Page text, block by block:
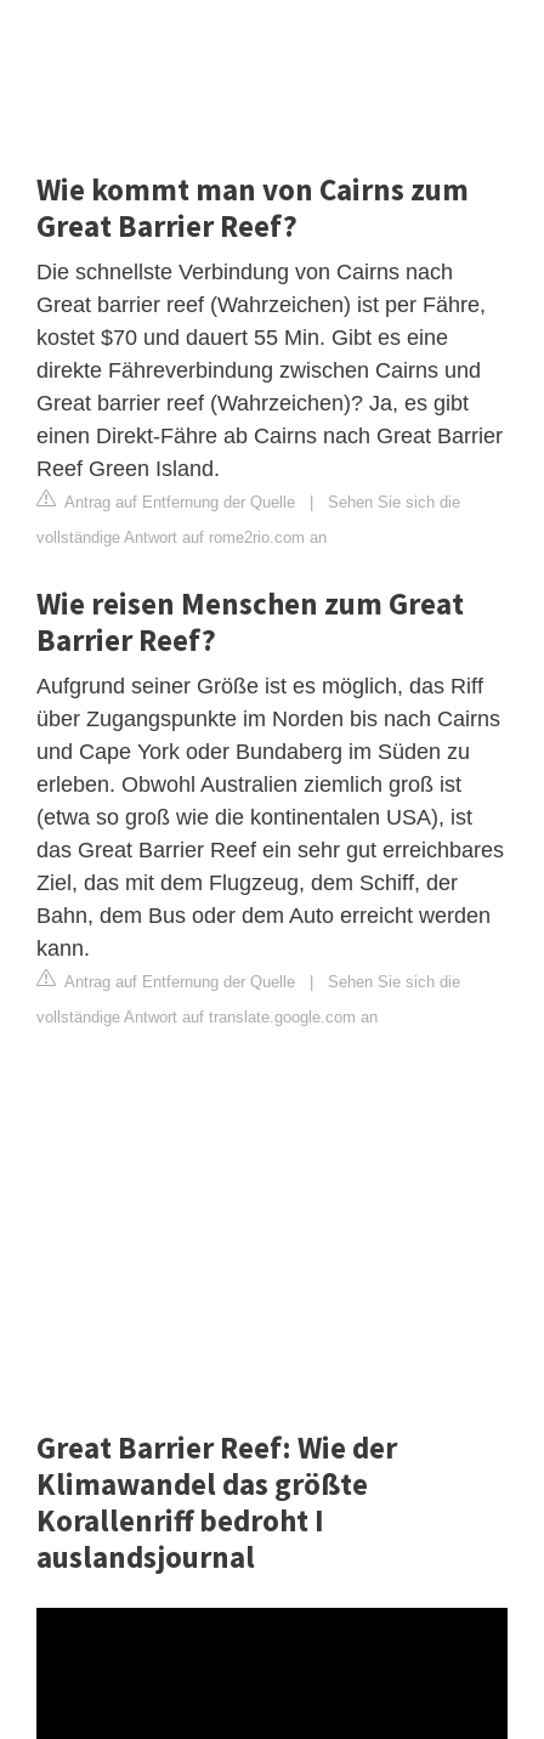
Wie kommt man von Cairns zum
Great Barrier Reef?
Die schnellste Verbindung von Cairns nach
Great barrier reef (Wahrzeichen) ist per Fähre,
kostet $70 und dauert 55 Min. Gibt es eine
direkte Fähreverbindung zwischen Cairns und
Great barrier reef (Wahrzeichen)? Ja, es gibt
einen Direkt-Fähre ab Cairns nach Great Barrier
Reef Green Island.
Antrag auf Entfernung der Quelle
Sehen Sie sich die
vollständige Antwort auf rome2rio.com an
Wie reisen Menschen zum Great
Barrier Reef?
Aufgrund seiner Größe ist es möglich, das Riff
über Zugangspunkte im Norden bis nach Cairns
und Cape York oder Bundaberg im Süden zu
erleben. Obwohl Australien ziemlich groß ist
(etwa so groß wie die kontinentalen USA), ist
das Great Barrier Reef ein sehr gut erreichbares
Ziel, das mit dem Flugzeug, dem Schiff, der
Bahn, dem Bus oder dem Auto erreicht werden
kann.
Antrag auf Entfernung der Quelle
Sehen Sie sich die
vollständige Antwort auf translate.google.com an
Great Barrier Reef: Wie der
Klimawandel das größte
Korallenriff bedroht I
auslandsjournal